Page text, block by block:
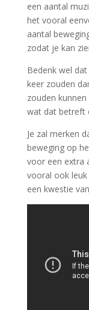
een aantal
het vooral
aantal
zodat je kan
Bedenk wel
keer zouden
zouden
wat dat betreft
Je zal merken
beweging op
voor een extra
vooral ook
een kwestie